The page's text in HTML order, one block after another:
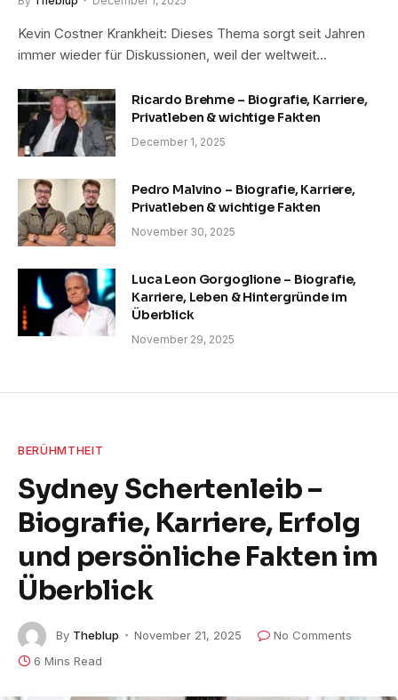
Kevin Costner Krankheit: Dieses Thema sorgt seit Jahren
immer wieder für Diskussionen, weil der weltweit…
Ricardo Brehme – Biografie, Karriere,
Privatleben & wichtige Fakten
December 1, 2025
Pedro Malvino – Biografie, Karriere,
Privatleben & wichtige Fakten
November 30, 2025
Luca Leon Gorgoglione – Biografie,
Karriere, Leben & Hintergründe im
Überblick
November 29, 2025
BERÜHMTHEIT
Sydney Schertenleib –
Biografie, Karriere, Erfolg
und persönliche Fakten im
Überblick
By Theblup November 21, 2025
No Comments
6 Mins Read